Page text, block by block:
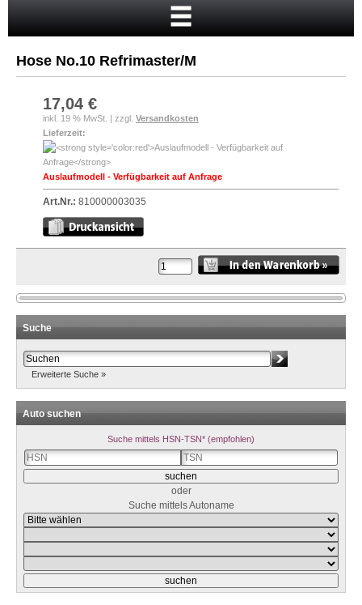
Neukunde?
Kasse
Anmelden
Hose No.10 Refrimaster/M
17,04 €
inkl. 19 % MwSt. | zzgl. Versandkosten
Lieferzeit:
Auslaufmodell - Verfügbarkeit auf Anfrage
Art.Nr.: 810000003035
Suche
Erweiterte Suche »
Auto suchen
Suche mittels HSN-TSN* (empfohlen)
oder
Suche mittels Autoname